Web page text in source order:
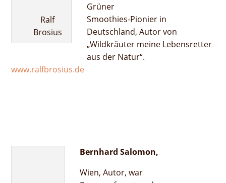
Ralf
Brosius
Grüner
Smoothies-Pionier in
Deutschland, Autor von
„Wildkräuter meine Lebensretter
aus der Natur“.
www.ralfbrosius.de
Bernhard Salomon,
Wien, Autor, war